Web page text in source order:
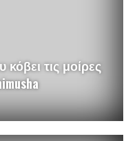
τις μοίρες